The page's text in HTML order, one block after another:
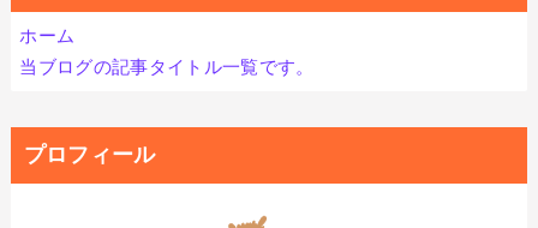
ホーム
当ブログの記事タイトル一覧です。
プロフィール